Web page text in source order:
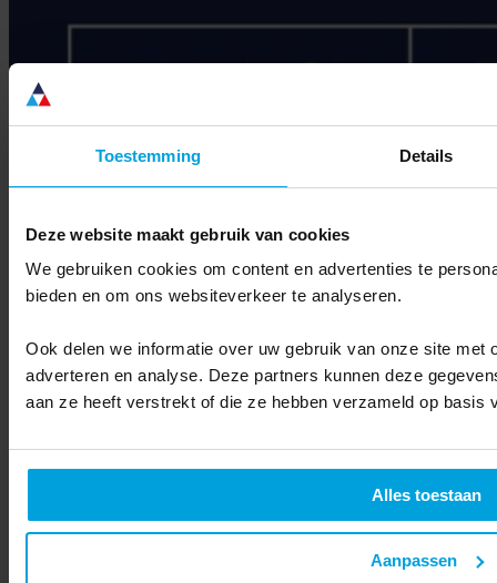
Toestemming Details
Deze website maakt gebruik van cookies
We gebruiken cookies om content en advertenties te
bieden en om ons websiteverkeer te analyseren.
Ook delen we informatie over uw gebruik van onze site met
adverteren en analyse. Deze partners kunnen deze
aan ze heeft verstrekt of die ze hebben verzameld op basis
Alles toestaan
Aanpassen